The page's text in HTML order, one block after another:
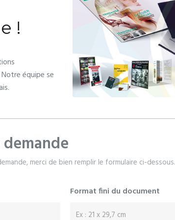
!
équipe se
merci de bien remplir le formulaire ci-dessous.
Format fini du document